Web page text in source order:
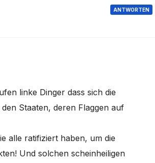
ANTWORTEN
linke Dinger dass sich die
Staaten, deren Flaggen auf
alle ratifiziert haben, um die
Und solchen scheinheiligen